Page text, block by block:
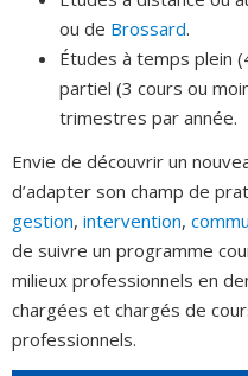
ou de Brossard.
Études à temps plein
partiel (3 cours ou
trimestres par année.
Envie de découvrir un
d’adapter son champ de
gestion, intervention,
de suivre un programme
milieux professionnels en
chargées et chargés de
professionnels.